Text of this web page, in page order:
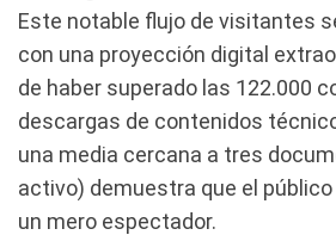
Este notable flujo de visitantes
con una proyección digital
de haber superado las 122.000
descargas de contenidos
una media cercana a tres
activo) demuestra que el público
un mero espectador.